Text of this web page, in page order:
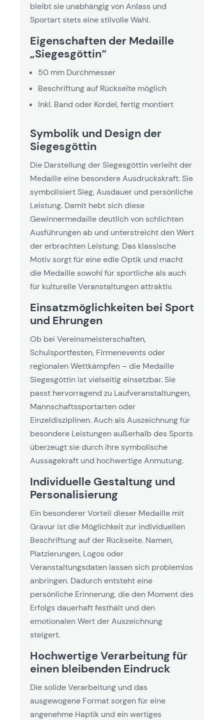
bleibt sie unabhängig von Anlass und
Sportart stets eine stilvolle Wahl.
Eigenschaften der Medaille
„Siegesgöttin“
50 mm Durchmesser
Beschriftung auf Rückseite möglich
Inkl. Band oder Kordel, fertig montiert
Symbolik und Design der
Siegesgöttin
Die Darstellung der Siegesgöttin verleiht der
Medaille eine besondere Ausdruckskraft. Sie
symbolisiert Sieg, Ausdauer und persönliche
Leistung. Damit hebt sich diese
Gewinnermedaille deutlich von schlichten
Ausführungen ab und unterstreicht den Wert
der erbrachten Leistung. Das klassische
Motiv sorgt für eine edle Optik und macht
die Medaille sowohl für sportliche als auch
für kulturelle Veranstaltungen attraktiv.
Einsatzmöglichkeiten bei Sport
und Ehrungen
Ob bei Vereinsmeisterschaften,
Schulsportfesten, Firmenevents oder
regionalen Wettkämpfen – die Medaille
Siegesgöttin ist vielseitig einsetzbar. Sie
passt hervorragend zu Laufveranstaltungen,
Mannschaftssportarten oder
Einzeldisziplinen. Auch als Auszeichnung für
besondere Leistungen außerhalb des Sports
überzeugt sie durch ihre symbolische
Aussagekraft und hochwertige Anmutung.
Individuelle Gestaltung und
Personalisierung
Ein besonderer Vorteil dieser Medaille mit
Gravur ist die Möglichkeit zur individuellen
Beschriftung auf der Rückseite. Namen,
Platzierungen, Logos oder
Veranstaltungsdaten lassen sich problemlos
anbringen. Dadurch entsteht eine
persönliche Erinnerung, die den Moment des
Erfolgs dauerhaft festhält und den
emotionalen Wert der Auszeichnung
steigert.
Hochwertige Verarbeitung für
einen bleibenden Eindruck
Die solide Verarbeitung und das
ausgewogene Format sorgen für eine
angenehme Haptik und ein wertiges